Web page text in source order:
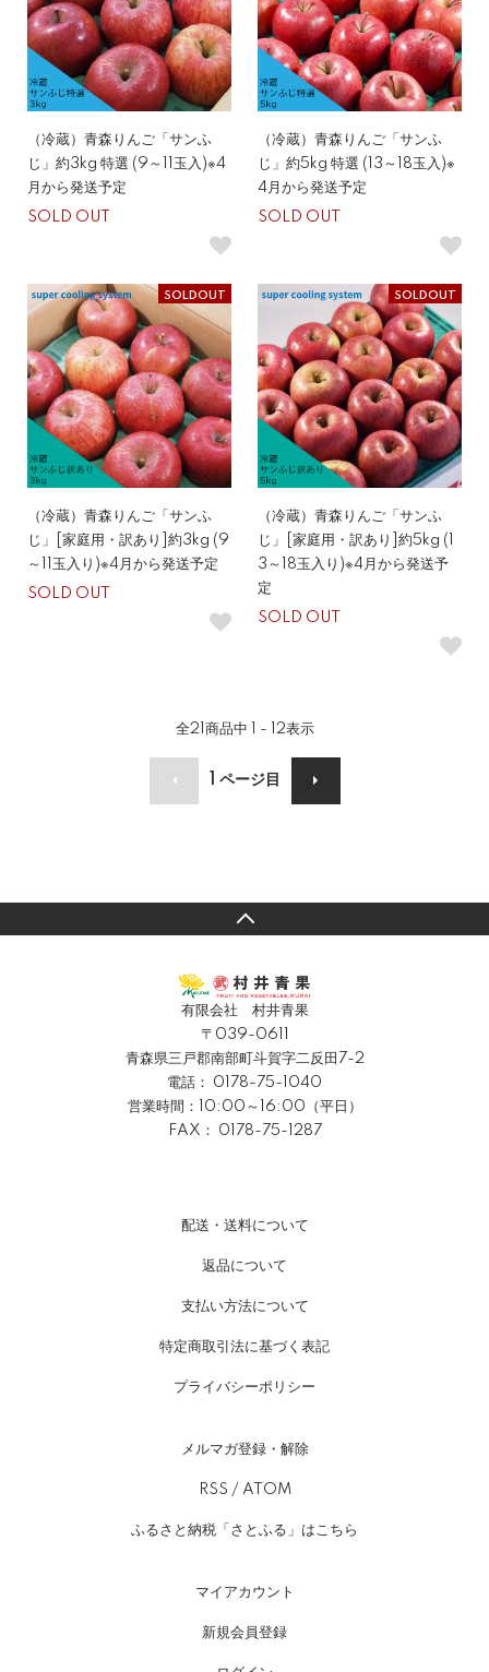
（冷蔵）青森りんご「サンふ
じ」約3kg 特選 (9～11玉入)※4
月から発送予定
SOLD OUT
（冷蔵）青森りんご「サンふ
じ」約5kg 特選 (13～18玉入)※
4月から発送予定
SOLD OUT
SOLDOUT
（冷蔵）青森りんご「サンふ
じ」[家庭用・訳あり]約3kg (9
～11玉入り)※4月から発送予定
SOLD OUT
SOLDOUT
（冷蔵）青森りんご「サンふ
じ」[家庭用・訳あり]約5kg (1
3～18玉入り)※4月から発送予
定
SOLD OUT
全21 商品中 1 - 12表示
ページ目
有限会社 村井青果
〒039-0611
青森県三戸郡南部町斗賀字二反田7-2
電話： 0178-75-1040
営業時間：10:00～16:00（平日）
FAX： 0178-75-1287
配送・送料について
返品について
支払い方法について
特定商取引法に基づく表記
プライバシーポリシー
メルマガ登録・解除
RSS / ATOM
ふるさと納税「さとふる」はこちら
マイアカウント
新規会員登録